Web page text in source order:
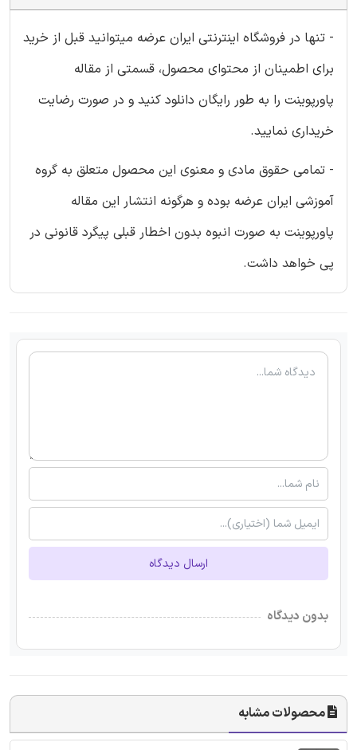
- تنها در فروشگاه اینترنتی ایران عرضه میتوانید قبل از خرید
برای اطمینان از محتوای محصول، قسمتی از مقاله
پاورپوینت را به طور رایگان دانلود کنید و در صورت رضایت
خریداری نمایید.
- تمامی حقوق مادی و معنوی این محصول متعلق به گروه
آموزشی ایران عرضه بوده و هرگونه انتشار این مقاله
پاورپوینت به صورت انبوه بدون اخطار قبلی پیگرد قانونی در
پی خواهد داشت.
ارسال دیدگاه
بدون دیدگاه
محصولات مشابه